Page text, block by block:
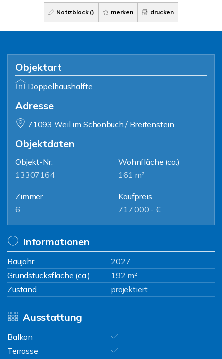
Notizblock () merken drucken
Objektart
Doppelhaushälfte
Adresse
71093 Weil im Schönbuch / Breitenstein
Objektdaten
Objekt-Nr.
13307164
Wohnfläche (ca.)
161 m²
Zimmer
6
Kaufpreis
717.000,- €
Informationen
Baujahr
2027
Grundstücksfläche (ca.)
192 m²
Zustand
projektiert
Ausstattung
Balkon
Terrasse